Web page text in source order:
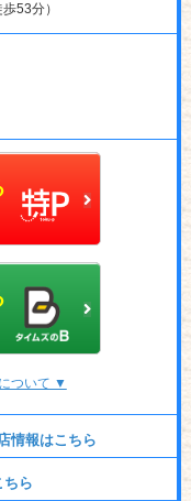
53分）
ついて ▼
情報はこちら
ちら